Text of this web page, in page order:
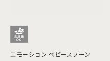
エモーション ベビースプーン